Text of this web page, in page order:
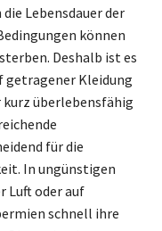
Lebensdauer der
können
Deshalb ist es
getragener Kleidung
überlebensfähig
für die
In ungünstigen
Luft oder auf
schnell ihre